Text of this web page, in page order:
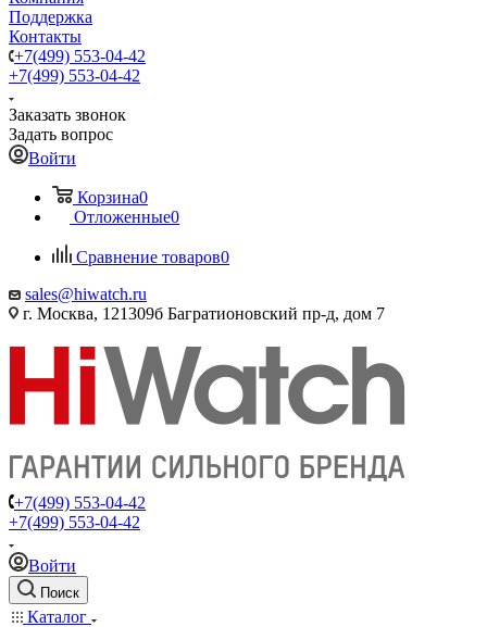
Поддержка
Контакты
+7(499) 553-04-42
+7(499) 553-04-42
Заказать звонок
Задать вопрос
Войти
Корзина0
Отложенные0
Сравнение товаров0
sales@hiwatch.ru
г. Москва, 121309б Багратионовский пр-д, дом 7
+7(499) 553-04-42
+7(499) 553-04-42
Войти
Поиск
Каталог